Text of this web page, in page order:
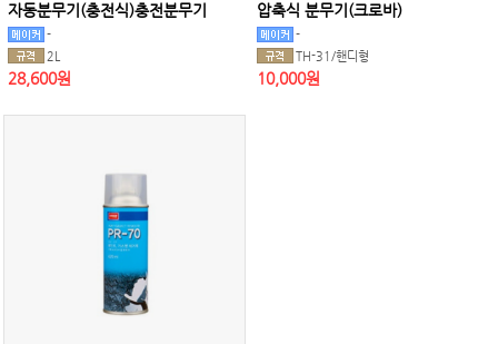
자동분무기(충전식)충전분무기
-
2L
28,600원
압축식 분무기(크로바)
-
TH-31/핸디형
10,000원